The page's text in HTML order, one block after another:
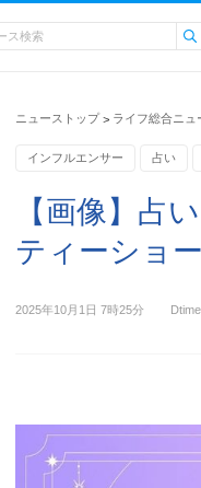
ニューストップ > ライフ総合ニュ
インフルエンサー 占い
【画像】占
ティーショ
2025年10月1日 7時25分